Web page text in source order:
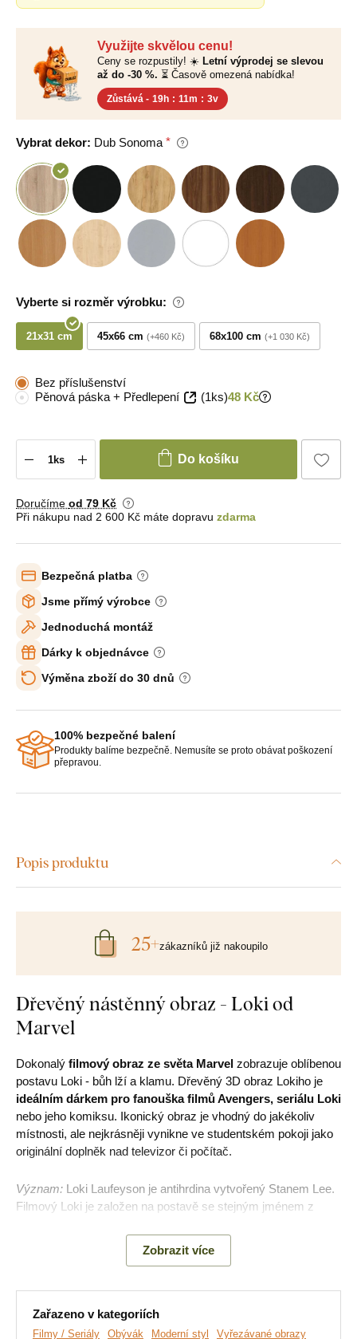
Využijte skvělou cenu!
Ceny se rozpustily! ☀️ Letní výprodej se slevou
až do -30 %. ⏳ Časově omezená nabídka!
Zůstává - 19h : 11m : 2v
Vybrat dekor: Dub Sonoma
Vyberte si rozměr výrobku:
21x31 cm 45x66 cm +460 Kč 68x100 cm +1 030 Kč
Bez příslušenství
Pěnová páska + Předlepení
(1ks)48 Kč
Do košíku
Doručíme od 79 Kč
Při nákupu nad 2 600 Kč máte dopravu zdarma
Bezpečná platba
Jsme přímý výrobce
Jednoduchá montáž
Dárky k objednávce
Výměna zboží do 30 dnů
100% bezpečné balení
Produkty balíme bezpečně. Nemusíte se proto obávat poškození
přepravou.
Popis produktu
Dřevěný nástěnný obraz - Loki od
Marvel
Dokonalý filmový obraz ze světa Marvel zobrazuje oblíbenou
postavu Loki - bůh lží a klamu. Dřevěný 3D obraz Lokiho je
ideálním dárkem pro fanouška filmů Avengers, seriálu Loki
nebo jeho komiksu. Ikonický obraz je vhodný do jakékoliv
místnosti, ale nejkrásněji vynikne ve studentském pokoji jako
originální doplněk nad televizor či počítač.
Význam: Loki Laufeyson je antihrdina vytvořený Stanem Lee.
Filmový Loki je založen na postavě se stejným jménem z
Zobrazit více
25+zákazníků již nakoupilo
Zařazeno v kategoriích
Filmy / Seriály Obývák Moderní styl
Vyřezávané obrazy